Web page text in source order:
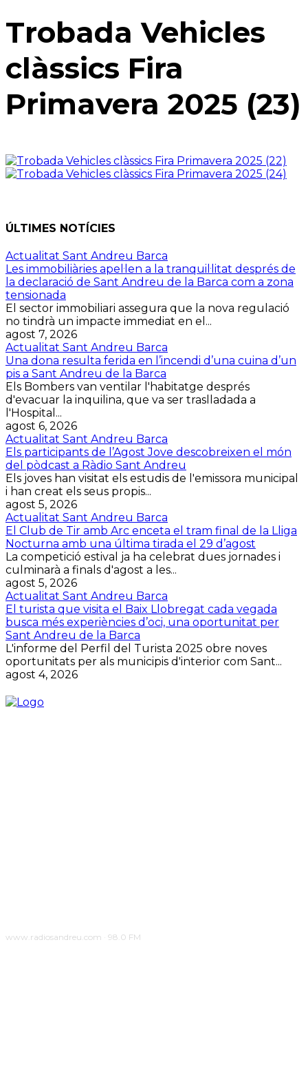
Trobada Vehicles
clàssics Fira
Primavera 2025 (23)
ÚLTIMES NOTÍCIES
Actualitat Sant Andreu Barca
Les immobiliàries apel·len a la tranquil·litat després de
la declaració de Sant Andreu de la Barca com a zona
tensionada
El sector immobiliari assegura que la nova regulació
no tindrà un impacte immediat en el...
agost 7, 2026
Actualitat Sant Andreu Barca
Una dona resulta ferida en l’incendi d’una cuina d’un
pis a Sant Andreu de la Barca
Els Bombers van ventilar l'habitatge després
d'evacuar la inquilina, que va ser traslladada a
l'Hospital...
agost 6, 2026
Actualitat Sant Andreu Barca
Els participants de l’Agost Jove descobreixen el món
del pòdcast a Ràdio Sant Andreu
Els joves han visitat els estudis de l'emissora municipal
i han creat els seus propis...
agost 5, 2026
Actualitat Sant Andreu Barca
El Club de Tir amb Arc enceta el tram final de la Lliga
Nocturna amb una última tirada el 29 d’agost
La competició estival ja ha celebrat dues jornades i
culminarà a finals d'agost a les...
agost 5, 2026
Actualitat Sant Andreu Barca
El turista que visita el Baix Llobregat cada vegada
busca més experiències d’oci, una oportunitat per
Sant Andreu de la Barca
L'informe del Perfil del Turista 2025 obre noves
oportunitats per als municipis d'interior com Sant...
agost 4, 2026
www.radiosandreu.com · 98.0 FM